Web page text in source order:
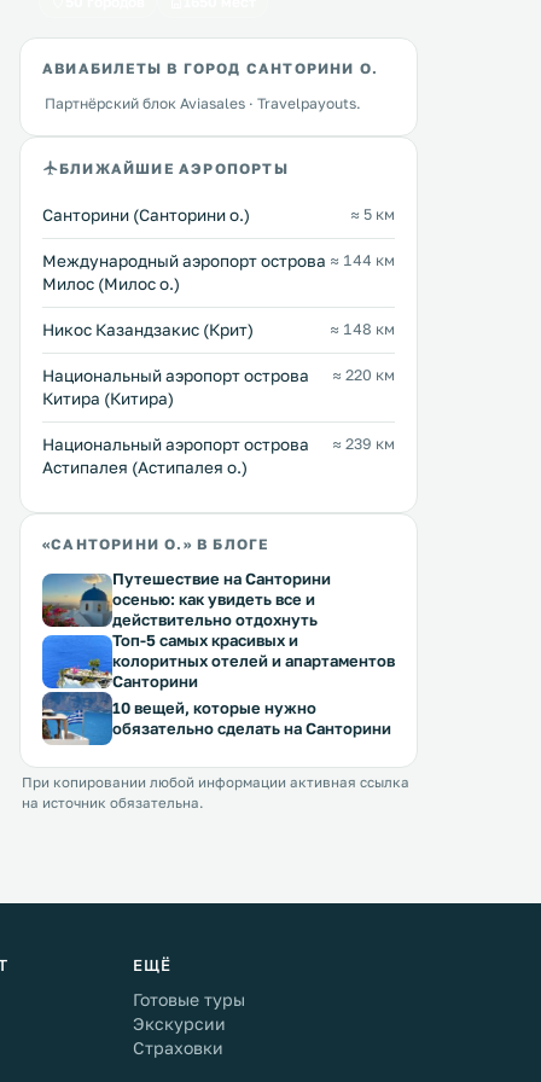
АВИАБИЛЕТЫ В ГОРОД САНТОРИНИ О.
Партнёрский блок Aviasales · Travelpayouts.
БЛИЖАЙШИЕ АЭРОПОРТЫ
Санторини (Санторини о.) ≈ 5 км
Междунарoдный аэропорт острова
Милос (Милос о.)
≈ 144 км
Никос Казандзакис (Крит) ≈ 148 км
Национальный аэропорт острова
Китира (Китира)
≈ 220 км
Национальный аэропорт острова
Астипалея (Астипалея о.)
≈ 239 км
«САНТОРИНИ О.» В БЛОГЕ
Путешествие на Санторини
осенью: как увидеть все и
действительно отдохнуть
Топ-5 самых красивых и
колоритных отелей и апартаментов
Санторини
10 вещей, которые нужно
обязательно сделать на Санторини
При копировании любой информации активная ссылка
на источник обязательна.
ЕЩЁ
Готовые туры
Экскурсии
Страховки